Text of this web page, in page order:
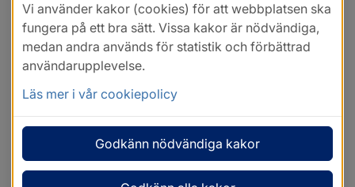
Vi använder kakor (cookies) för att webbplatsen ska
fungera på ett bra sätt. Vissa kakor är nödvändiga,
medan andra används för statistik och förbättrad
användarupplevelse.
Läs mer i vår cookiepolicy
Godkänn nödvändiga kakor